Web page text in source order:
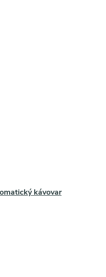
kávovar